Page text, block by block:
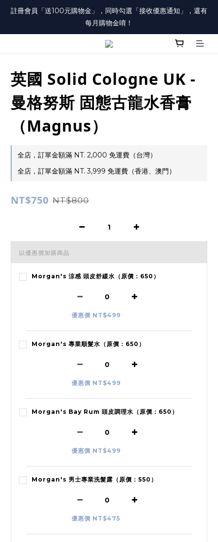
註冊會員「送100元購物金」，同時勾選「接收優惠通知」，還有
每月購物金唷！
註冊會員「送100元購物金」，同時勾選「接收優惠通知」，還有
每月購物金唷！
已註冊之會員，在會員中心勾選「訂閱電郵」，才會收到每月購物
註冊會員「送100元購物金」，同時勾選「接收優惠通知」，還有
每月購物金唷！
英國 Solid Cologne UK -
曼格努斯 固態古龍水香膏
（Magnus）
全店，訂單金額滿 NT. 2,000 免運費（台灣）
全店，訂單金額滿 NT. 3,999 免運費（香港、澳門）
NT$750 NT$800
以優惠價加購商品
Morgan's 涼感 頭皮舒緩水（原價：650）
優惠價 NT$499
Morgan's 專業順髮水（原價：650）
優惠價 NT$499
Morgan's Bay Rum 頭皮調理水（原價：650）
優惠價 NT$499
Morgan's 男士專業洗髮露（原價：550）
優惠價 NT$475